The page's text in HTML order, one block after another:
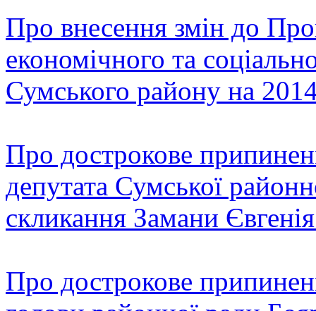
Про внесення змін до
економічного та
Сумського району на
Про дострокове
депутата Сумської
скликання Замани
Про дострокове